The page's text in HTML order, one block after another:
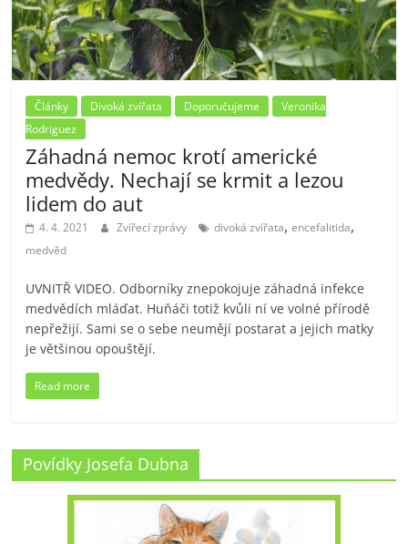
Články Divoká zvířata Doporučujeme
Veronika
Rodriguez
Záhadná nemoc krotí americké
medvědy. Nechají se krmit a lezou
lidem do aut
4. 4. 2021 Zvířecí zprávy divoká zvířata,encefalitida,
medvěd
UVNITŘ VIDEO. Odborníky znepokojuje záhadná infekce
medvědích mláďat. Huňáči totiž kvůli ní ve volné přírodě
nepřežijí. Sami se o sebe neumějí postarat a jejich matky
je většinou opouštějí.
Read more
Povídky Josefa Dubna